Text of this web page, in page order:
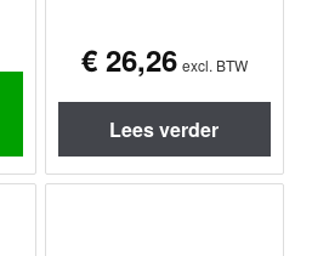
€26,26 excl. BTW
Lees verder